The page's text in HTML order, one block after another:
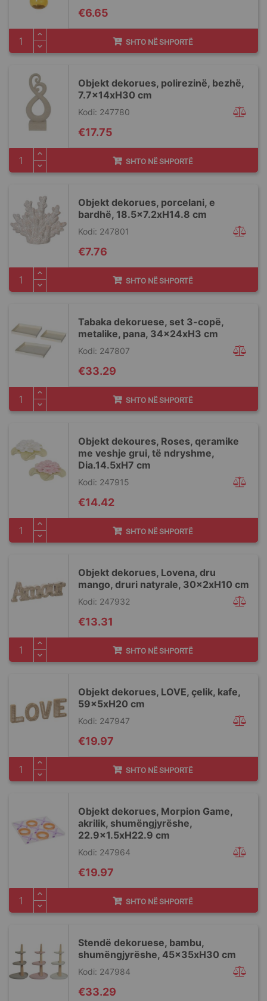
€6.65
SHTO NË SHPORTË
Objekt dekorues, polirezinë, bezhë,
7.7x14xH30 cm
Kodi: 247780
€17.75
SHTO NË SHPORTË
Objekt dekorues, porcelani, e
bardhë, 18.5x7.2xH14.8 cm
Kodi: 247801
€7.76
SHTO NË SHPORTË
Tabaka dekoruese, set 3-copë,
metalike, pana, 34x24xH3 cm
Kodi: 247807
€33.29
SHTO NË SHPORTË
Objekt dekoures, Roses, qeramike
me veshje grui, të ndryshme,
Dia.14.5xH7 cm
Kodi: 247915
€14.42
SHTO NË SHPORTË
Objekt dekorues, Lovena, dru
mango, druri natyrale, 30x2xH10 cm
Kodi: 247932
€13.31
SHTO NË SHPORTË
Objekt dekorues, LOVE, çelik, kafe,
59x5xH20 cm
Kodi: 247947
€19.97
SHTO NË SHPORTË
Objekt dekorues, Morpion Game,
akrilik, shumëngjyrëshe,
22.9x1.5xH22.9 cm
Kodi: 247964
€19.97
SHTO NË SHPORTË
Stendë dekoruese, bambu,
shumëngjyrëshe, 45x35xH30 cm
Kodi: 247984
€33.29